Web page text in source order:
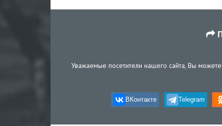
Уважаемые посетители нашего сайта, Вы
ВКонтакте Telegram